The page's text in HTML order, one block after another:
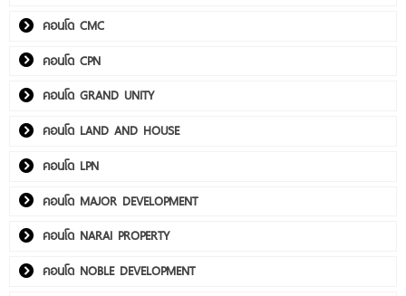
คอนโด CMC
คอนโด CPN
คอนโด GRAND UNITY
คอนโด LAND AND HOUSE
คอนโด LPN
คอนโด MAJOR DEVELOPMENT
คอนโด NARAI PROPERTY
คอนโด NOBLE DEVELOPMENT